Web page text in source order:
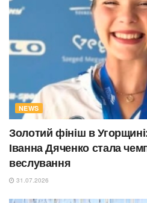
NEWS
Золотий фініш в
Іванна Дяченко стала
веслування
31.07.2026